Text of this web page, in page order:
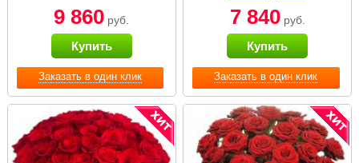
Заказать в один клик
9 860 руб.
Купить
Заказать в один клик
7 840руб.
Купить